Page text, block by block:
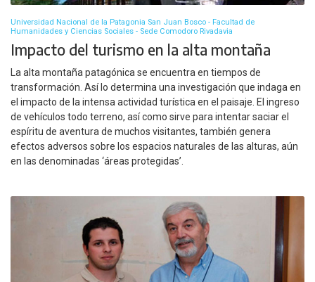
Universidad Nacional de la Patagonia San Juan Bosco - Facultad de
Humanidades y Ciencias Sociales - Sede Comodoro Rivadavia
Impacto del turismo en la alta montaña
La alta montaña patagónica se encuentra en tiempos de
transformación. Así lo determina una investigación que indaga en
el impacto de la intensa actividad turística en el paisaje. El ingreso
de vehículos todo terreno, así como sirve para intentar saciar el
espíritu de aventura de muchos visitantes, también genera
efectos adversos sobre los espacios naturales de las alturas, aún
en las denominadas ‘áreas protegidas’.